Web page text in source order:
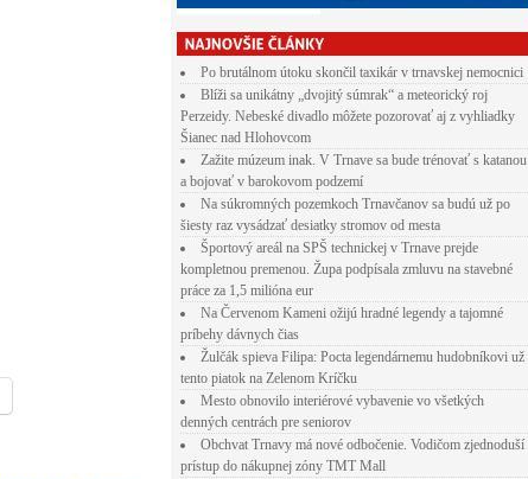
Po brutálnom útoku skončil taxikár v trnavskej nemocnici
Blíži sa unikátny „dvojitý súmrak“ a meteorický roj
Perzeidy. Nebeské divadlo môžete pozorovať aj z vyhliadky
Šianec nad Hlohovcom
Zažite múzeum inak. V Trnave sa bude trénovať s katanou
a bojovať v barokovom podzemí
Na súkromných pozemkoch Trnavčanov sa budú už po
šiesty raz vysádzať desiatky stromov od mesta
Športový areál na SPŠ technickej v Trnave prejde
kompletnou premenou. Župa podpísala zmluvu na stavebné
práce za 1,5 milióna eur
Na Červenom Kameni ožijú hradné legendy a tajomné
príbehy dávnych čias
Žulčák spieva Filipa: Pocta legendárnemu hudobníkovi už
tento piatok na Zelenom Kríčku
Mesto obnovilo interiérové vybavenie vo všetkých
denných centrách pre seniorov
Obchvat Trnavy má nové odbočenie. Vodičom zjednoduší
prístup do nákupnej zóny TMT Mall